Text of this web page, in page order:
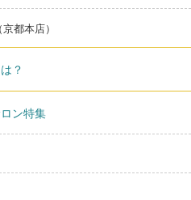
都本店）
？
ン特集